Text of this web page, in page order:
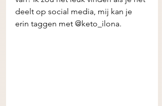
deelt op social media, mij kan je
erin taggen met @keto_ilona.